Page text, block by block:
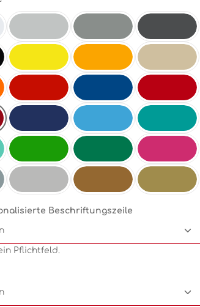
Hellgrau Mittelgrau Antrazit
Schwefelgelb Goldgelb Beige
Hellrot Enzianblau Rot
Dunkelblau Electricblue Türkis
Electricgreen Grün Pink
Beschriftungszeile
Pflichtfeld.